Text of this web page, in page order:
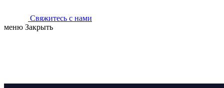
Свяжитесь с нами
меню Закрыть